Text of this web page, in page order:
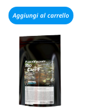
Aggiungi al carrello